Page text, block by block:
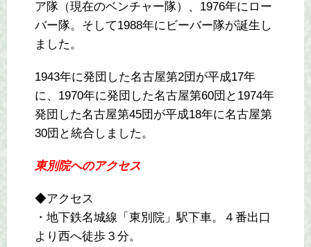
ア隊（現在のベンチャー隊）、1976年にロー
バー隊。そして1988年にビーバー隊が誕生し
ました。
1943年に発団した名古屋第2団が平成17年
に、1970年に発団した名古屋第60団と1974年
発団した名古屋第45団が平成18年に名古屋第
30団と統合しました。
東別院へのアクセス
◆アクセス
・地下鉄名城線「東別院」駅下車。４番出口
より西へ徒歩３分。